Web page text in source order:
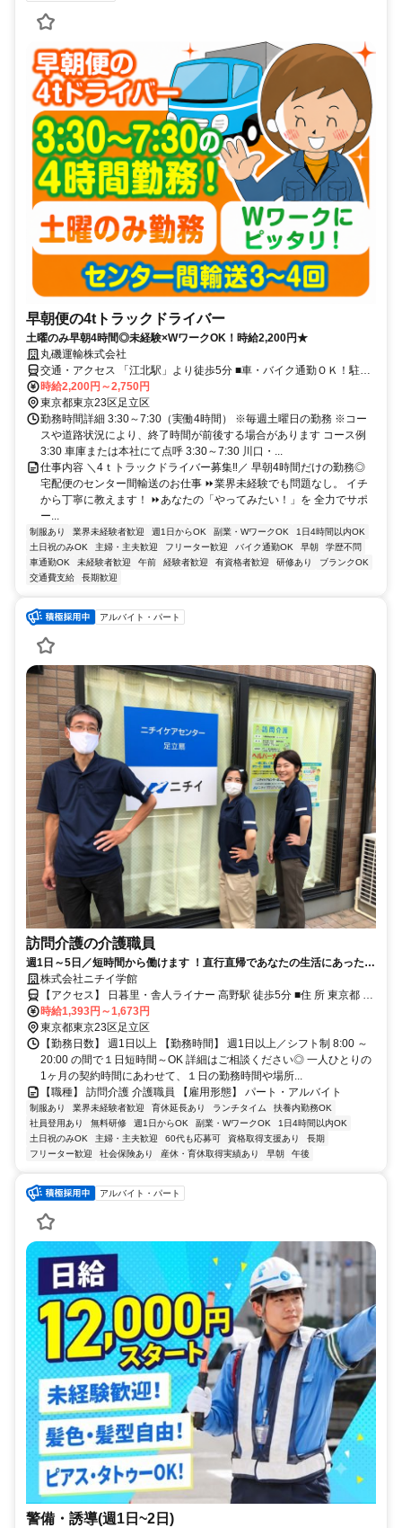
早朝便の4tトラックドライバー
土曜のみ早朝4時間◎未経験×WワークOK！時給2,200円★
丸磯運輸株式会社
交通・アクセス 「江北駅」より徒歩5分 ■車・バイク通勤ＯＫ！駐車
場があります
時給2,200円～2,750円
東京都東京23区足立区
勤務時間詳細 3:30～7:30（実働4時間） ※毎週土曜日の勤務 ※コー
スや道路状況により、終了時間が前後する場合があります コース例
3:30 車庫または本社にて点呼 3:30～7:30 川口・...
仕事内容 ＼4ｔトラックドライバー募集‼／ 早朝4時間だけの勤務◎
宅配便のセンター間輸送のお仕事 ⏩業界未経験でも問題なし。 イチ
から丁寧に教えます！ ⏩あなたの「やってみたい！」を 全力でサポ
ー...
制服あり 業界未経験者歓迎 週1日からOK 副業・WワークOK
1日4時間以内OK
土日祝のみOK
主婦・主夫歓迎 フリーター歓迎 バイク通勤OK 早朝
学歴不問
車通勤OK
未経験者歓迎 午前 経験者歓迎 有資格者歓迎 研修あり
ブランクOK
交通費支給
長期歓迎
アルバイト・パート
訪問介護の介護職員
週1日～5日／短時間から働けます ！直行直帰であなたの生活にあった働
き方が魅力です。未経験の方も大歓迎！先輩社員が丁寧にサポートしま
すので安心して働けます。 ご利用者様の在宅の生活を支える訪問介護員
（ホームヘルパー）のお仕事です。
株式会社ニチイ学館
【アクセス】 日暮里・舎人ライナー 高野駅 徒歩5分 ■住 所 東京都 足
立区 扇2-35-8パークハイツ扇1F北 ■アクセス 日暮里・舎人ライナー
高野駅 徒歩5分
時給1,393円～1,673円
東京都東京23区足立区
【勤務日数】 週1日以上 【勤務時間】 週1日以上／シフト制 8:00 ～
20:00 の間で１日短時間～OK 詳細はご相談ください◎ 一人ひとりの
1ヶ月の契約時間にあわせて、１日の勤務時間や場所...
【職種】 訪問介護 介護職員 【雇用形態】 パート・アルバイト
制服あり 業界未経験者歓迎 育休延長あり ランチタイム
扶養内勤務OK
社員登用あり
無料研修 週1日からOK 副業・WワークOK
1日4時間以内OK
土日祝のみOK
主婦・主夫歓迎 60代も応募可 資格取得支援あり
長期
フリーター歓迎
社会保険あり 産休・育休取得実績あり 早朝 午後
アルバイト・パート
警備・誘導(週1日~2日)